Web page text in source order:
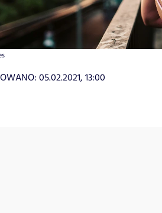
05.02.2021, 13:00